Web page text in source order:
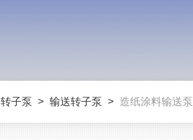
转子泵 > 输送转子泵 > 造纸涂料输送泵